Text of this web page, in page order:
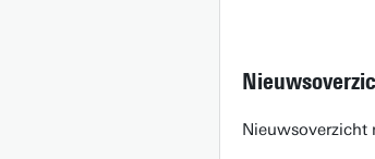
Nieuwsoverzicht